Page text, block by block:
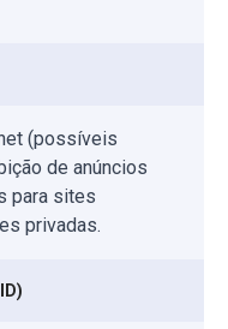
(possíveis
de anúncios
para sites
privadas.